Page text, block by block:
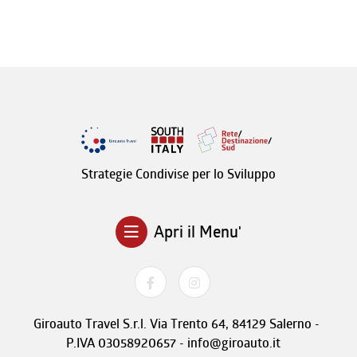
Strategie Condivise per lo Sviluppo
Apri il Menu'
Giroauto Travel S.r.l. Via Trento 64, 84129 Salerno -
P.IVA 03058920657 - info@giroauto.it